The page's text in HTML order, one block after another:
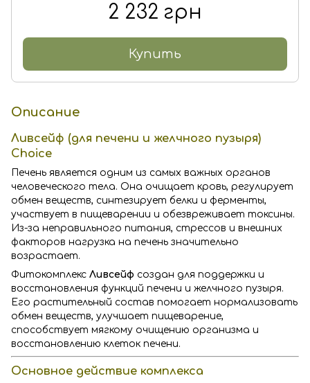
2 232 грн
Купить
Описание
Ливсейф (для печени и желчного пузыря)
Choice
Печень является одним из самых важных органов
человеческого тела. Она очищает кровь, регулирует
обмен веществ, синтезирует белки и ферменты,
участвует в пищеварении и обезвреживает токсины.
Из-за неправильного питания, стрессов и внешних
факторов нагрузка на печень значительно
возрастает.
Фитокомплекс Ливсейф создан для поддержки и
восстановления функций печени и желчного пузыря.
Его растительный состав помогает нормализовать
обмен веществ, улучшает пищеварение,
способствует мягкому очищению организма и
восстановлению клеток печени.
Основное действие комплекса